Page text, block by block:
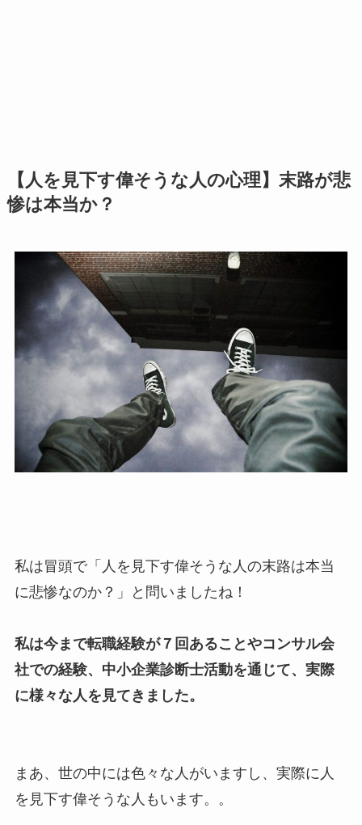
【人を見下す偉そうな人の心理】末路が悲
惨は本当か？
私は冒頭で「人を見下す偉そうな人の末路は本当
に悲惨なのか？」と問いましたね！
私は今まで転職経験が７回あることやコンサル会
社での経験、中小企業診断士活動を通じて、実際
に様々な人を見てきました。
まあ、世の中には色々な人がいますし、実際に人
を見下す偉そうな人もいます。。